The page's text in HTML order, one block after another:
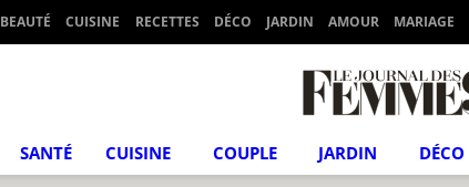
BEAUTÉ CUISINE RECETTES DÉCO JARDIN AMOUR MARIAGE
SANTÉ CUISINE COUPLE JARDIN DÉCO